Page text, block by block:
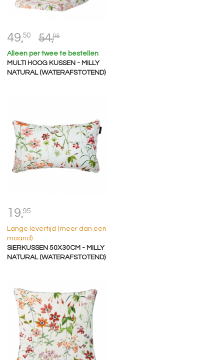
49,50 54,95
Alleen per twee te bestellen
MULTI HOOG KUSSEN - MILLY
NATURAL (WATERAFSTOTEND)
19,95
Lange levertijd (meer dan een
maand)
SIERKUSSEN 50X30CM - MILLY
NATURAL (WATERAFSTOTEND)